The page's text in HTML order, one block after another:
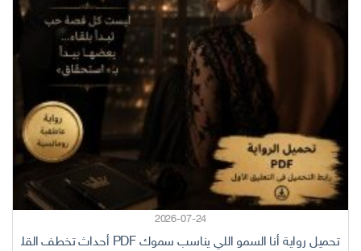
2026-07-24
تحميل رواية أنا السمو اللي يناسب سموك PDF أحداث تخطف القلب من أول صفحة